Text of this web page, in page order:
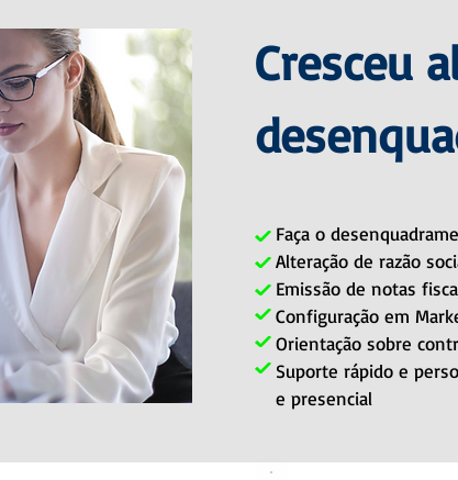
Cresceu
Faça o
Alteração de razão
Emissão de notas
Configuração em
Orientação sobre
Suporte rápido e
e presencial